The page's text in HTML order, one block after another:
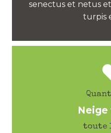
senectus et netus
turpis
Neige
toute